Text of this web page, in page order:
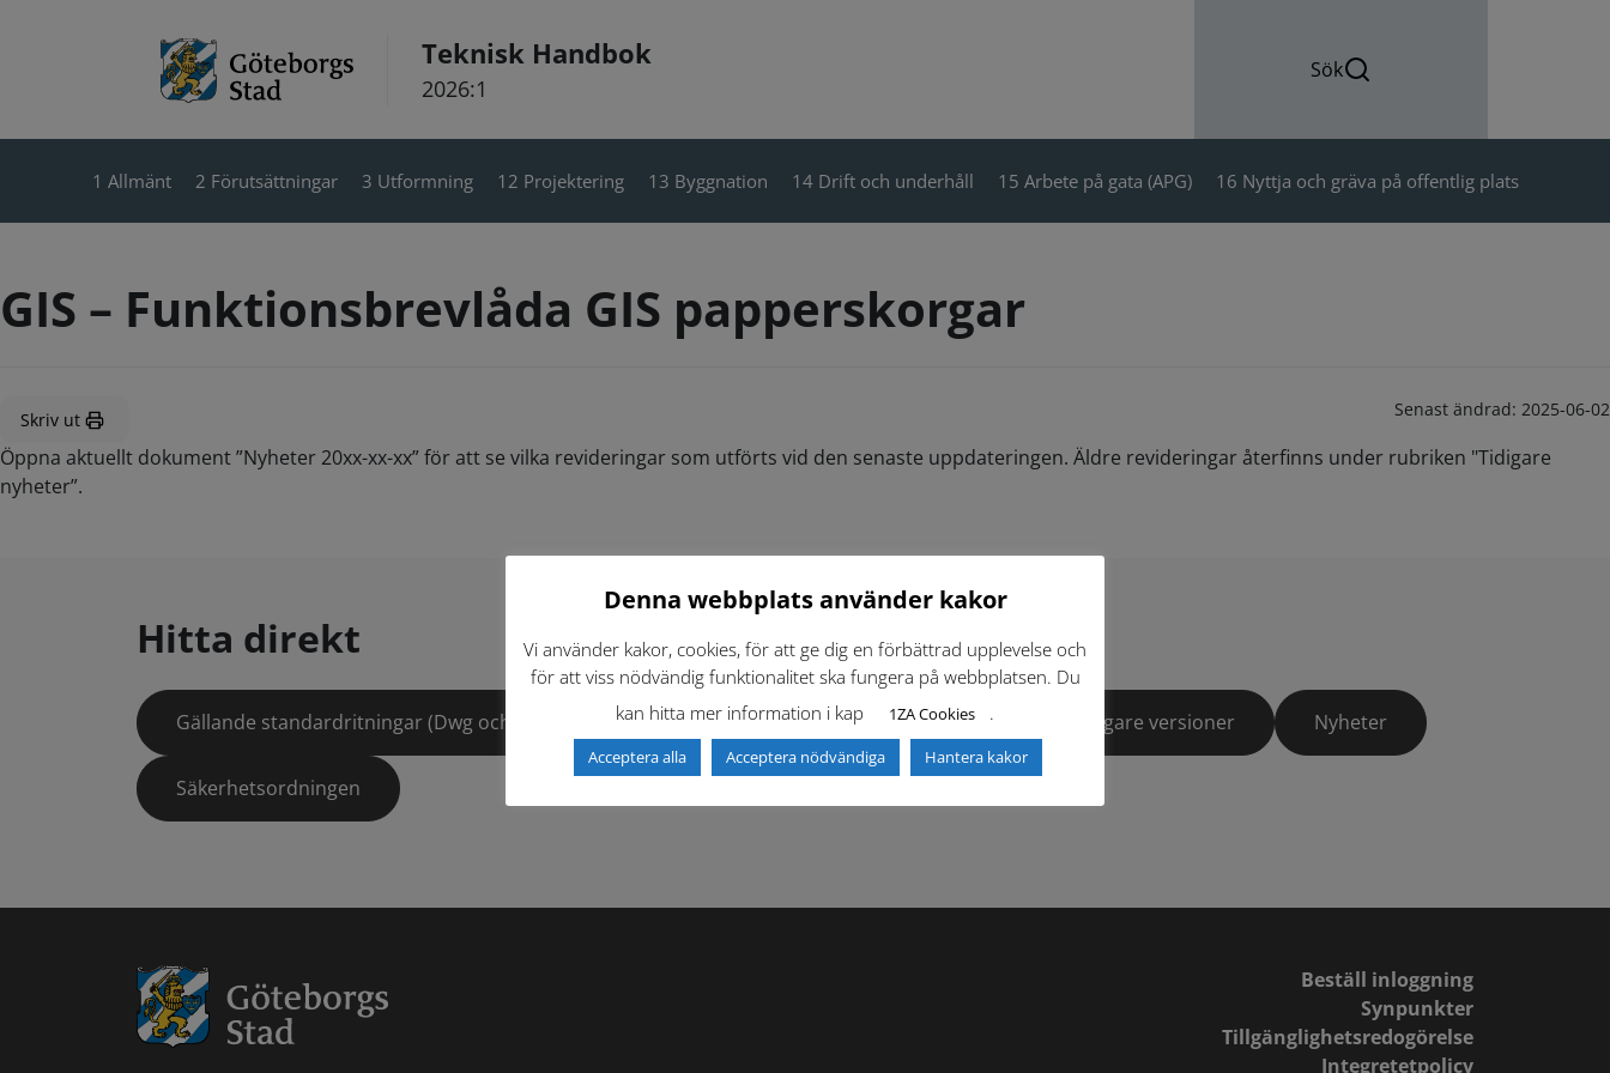
Teknisk Handbok
2026:1
Sök
1 Allmänt 2 Förutsättningar 3 Utformning 12 Projektering 13 Byggnation 14 Drift och underhåll 15 Arbete på gata (APG) 16 Nyttja och gräva på offentlig plats
GIS – Funktionsbrevlåda GIS papperskorgar
Skriv ut Senast ändrad: 2025-06-02
Öppna aktuellt dokument ”Nyheter 20xx-xx-xx” för att se vilka revideringar som utförts vid den senaste uppdateringen. Äldre revideringar återfinns under rubriken "Tidigare
nyheter”.
Hitta direkt
Gällande standardritningar (Dwg och pdf) Dokumentbibliotek Kontaktlista Tidigare versioner Nyheter
Säkerhetsordningen
Beställ inloggning
Synpunkter
Tillgänglighetsredogörelse
Integretetpolicy
Denna webbplats använder kakor
Vi använder kakor, cookies, för att ge dig en förbättrad upplevelse och
för att viss nödvändig funktionalitet ska fungera på webbplatsen. Du
kan hitta mer information i kap
1ZA Cookies .
Acceptera alla Acceptera nödvändiga Hantera kakor